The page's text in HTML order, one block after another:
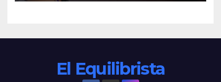
El Equilibrista